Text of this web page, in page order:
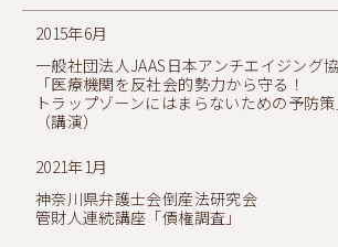
2015年6月
一般社団法人JAAS日本アンチエイジング
「医療機関を反社会的勢力から守る！
トラップゾーンにはまらないための予防策
（講演）
2021年1月
神奈川県弁護士会倒産法研究会
管財人連続講座「債権調査」